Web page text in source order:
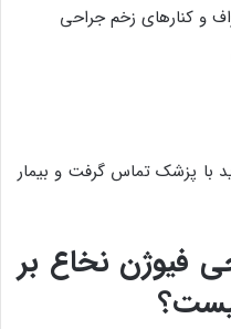
و کنارهای زخم جراحی
با پزشک تماس گرفت و بیمار
فیوژن نخاع بر